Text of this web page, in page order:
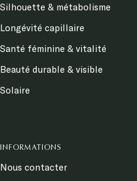
Silhouette & métabolisme
Longévité capillaire
Santé féminine & vitalité
Beauté durable & visible
Solaire
INFORMATIONS
Nous contacter